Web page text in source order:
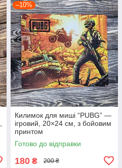
–10%
Килимок для миші “PUBG” —
ігровий, 20×24 см, з бойовим
принтом
Готово до відправки
180 ₴ 200 ₴